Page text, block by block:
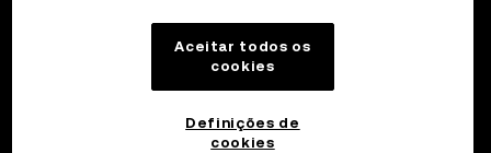
Aceitar todos os
cookies
Definições de
cookies